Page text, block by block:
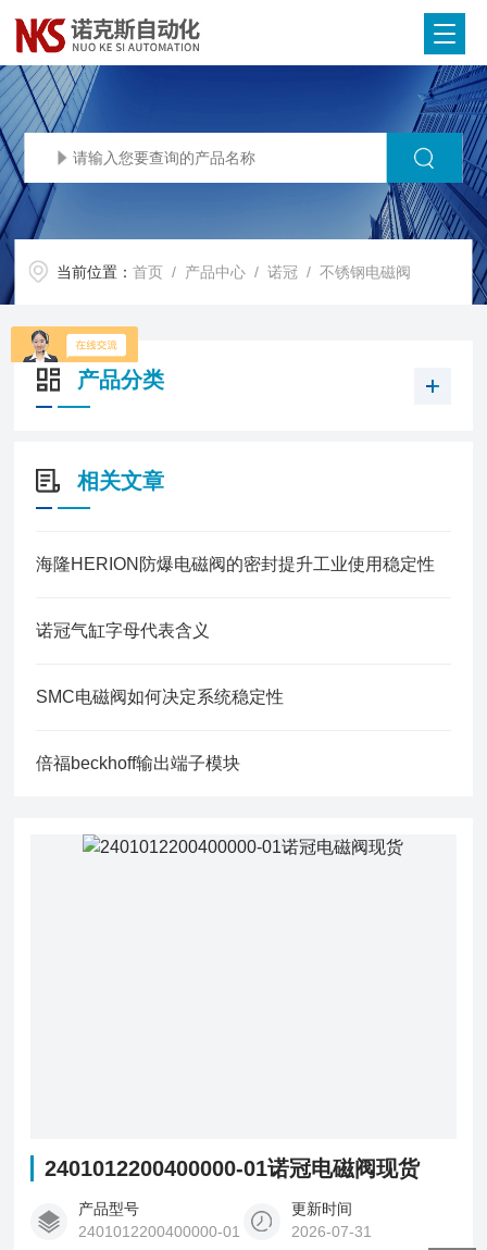
当前位置：首页 / 产品中心 /诺冠 /不锈钢电磁阀
产品分类
相关文章
海隆HERION防爆电磁阀的密封提升工业使用稳定性
诺冠气缸字母代表含义
SMC电磁阀如何决定系统稳定性
倍福beckhoff输出端子模块
2401012200400000-01诺冠电磁阀现货
产品型号
2401012200400000-01
更新时间
2026-07-31